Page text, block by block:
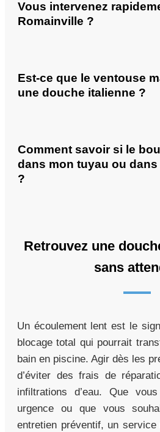
Vous intervenez
Romainville ?
Est-ce que le ventouse
une douche italienne ?
Comment savoir si le
dans mon tuyau ou
?
Retrouvez une
sans
Un écoulement lent est le
blocage total qui pourrait
bain en piscine. Agir dès les
d’éviter des frais de
infiltrations d’eau. Que
urgence ou que vous
entretien préventif, un